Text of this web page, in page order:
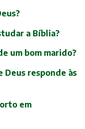
a Bíblia?
um bom marido?
Deus responde às
em